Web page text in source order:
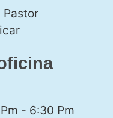
Pastor
- 6:30 Pm